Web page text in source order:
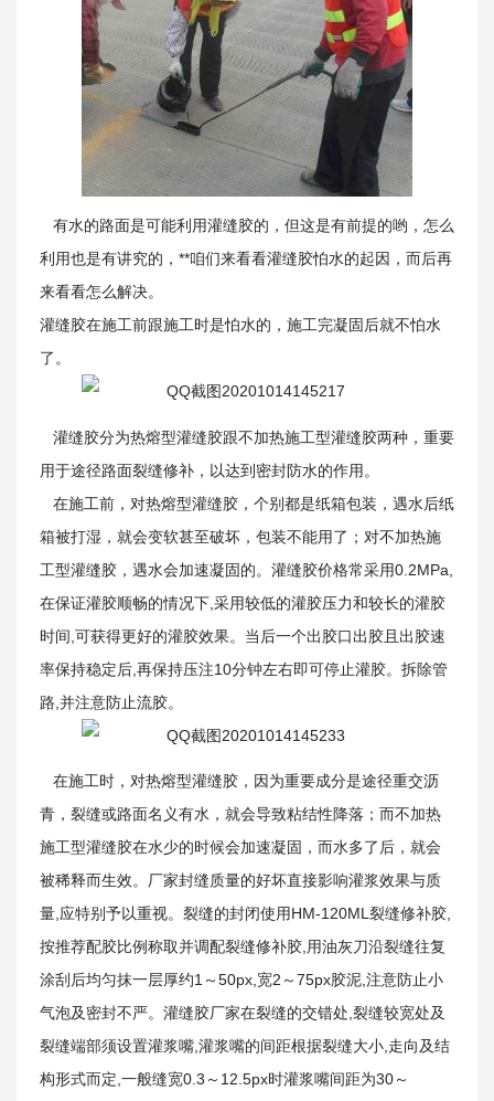
关于我们
有水的路面是可能利用灌缝胶的，但这是有前提的哟，怎么
利用也是有讲究的，**咱们来看看灌缝胶怕水的起因，而后再
来看看怎么解决。
灌缝胶在施工前跟施工时是怕水的，施工完凝固后就不怕水
了。
灌缝胶分为热熔型灌缝胶跟不加热施工型灌缝胶两种，重要
用于途径路面裂缝修补，以达到密封防水的作用。
在施工前，对热熔型灌缝胶，个别都是纸箱包装，遇水后纸
箱被打湿，就会变软甚至破坏，包装不能用了；对不加热施
工型灌缝胶，遇水会加速凝固的。灌缝胶价格常采用0.2MPa,
在保证灌胶顺畅的情况下,采用较低的灌胶压力和较长的灌胶
时间,可获得更好的灌胶效果。当后一个出胶口出胶且出胶速
率保持稳定后,再保持压注10分钟左右即可停止灌胶。拆除管
路,并注意防止流胶。
在施工时，对热熔型灌缝胶，因为重要成分是途径重交沥
青，裂缝或路面名义有水，就会导致粘结性降落；而不加热
施工型灌缝胶在水少的时候会加速凝固，而水多了后，就会
被稀释而生效。厂家封缝质量的好坏直接影响灌浆效果与质
量,应特别予以重视。裂缝的封闭使用HM-120ML裂缝修补胶,
按推荐配胶比例称取并调配裂缝修补胶,用油灰刀沿裂缝往复
涂刮后均匀抹一层厚约1～50px,宽2～75px胶泥,注意防止小
气泡及密封不严。灌缝胶厂家在裂缝的交错处,裂缝较宽处及
裂缝端部须设置灌浆嘴,灌浆嘴的间距根据裂缝大小,走向及结
构形式而定,一般缝宽0.3～12.5px时灌浆嘴间距为30～